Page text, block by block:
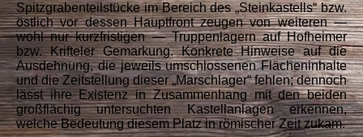
Spitzgrabenteilstücke im Bereich des „Steinkastells“ bzw.
östlich vor dessen Hauptfront zeugen von weiteren —
wohl nur kurzfristigen — Truppenlagern auf Hofheimer
bzw. Krifteler Gemarkung. Konkrete Hinweise auf die
Ausdehnung, die jeweils umschlossenen Flächeninhalte
und die Zeitstellung dieser „Marschlager“ fehlen; dennoch
lässt ihre Existenz in Zusammenhang mit den beiden
großflächig untersuchten Kastellanlagen erkennen,
welche Bedeutung diesem Platz in römischer Zeit zukam.